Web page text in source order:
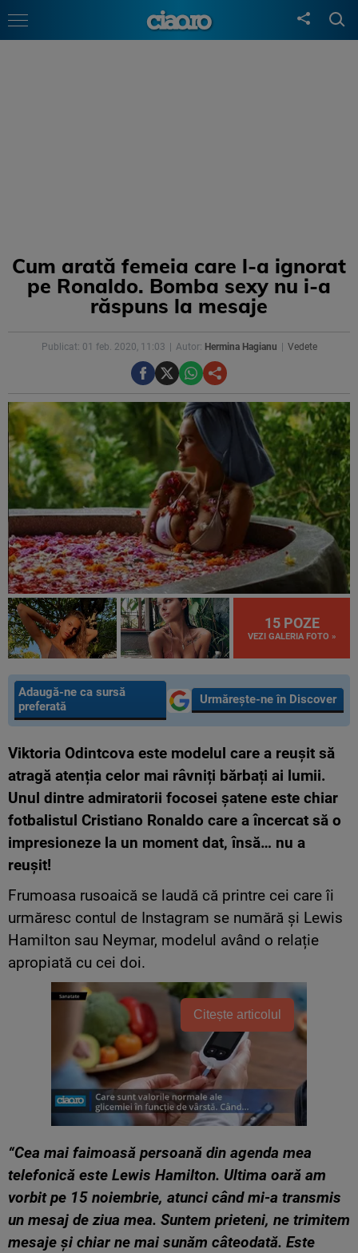
Cum arată femeia care l-a ignorat
pe Ronaldo. Bomba sexy nu i-a
răspuns la mesaje
Publicat: 01 feb. 2020, 11:03 Autor: Hermina Hagianu Vedete
15 POZE
VEZI GALERIA FOTO »
Adaugă-ne ca sursă
preferată
Urmărește-ne în Discover
Viktoria Odintcova este modelul care a reușit să
atragă atenția celor mai râvniți bărbați ai lumii.
Unul dintre admiratorii focosei şatene este chiar
fotbalistul Cristiano Ronaldo care a încercat să o
impresioneze la un moment dat, însă… nu a
reuşit!
Frumoasa rusoaică se laudă că printre cei care îi
urmăresc contul de Instagram se numără și Lewis
Hamilton sau Neymar, modelul având o relație
apropiată cu cei doi.
Citește articolul
“Cea mai faimoasă persoană din agenda mea
telefonică este Lewis Hamilton. Ultima oară am
vorbit pe 15 noiembrie, atunci când mi-a transmis
un mesaj de ziua mea. Suntem prieteni, ne trimitem
mesaje și chiar ne mai sunăm câteodată. Este